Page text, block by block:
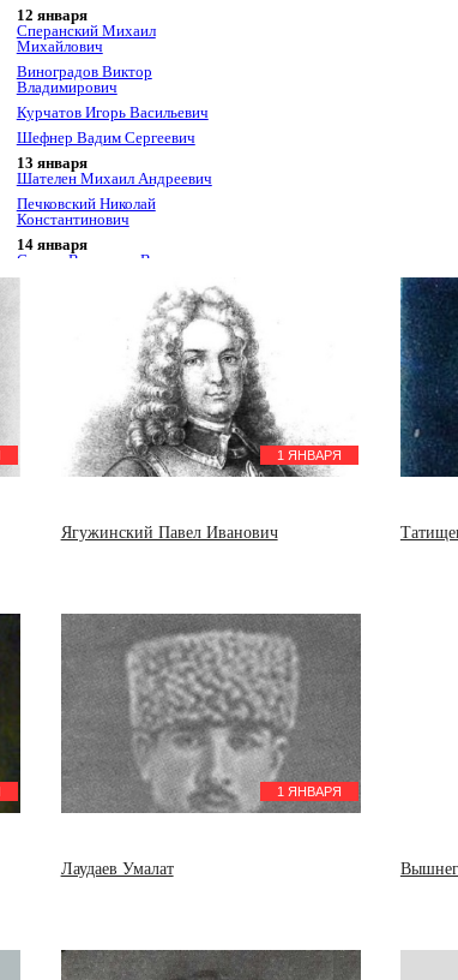
12 января
Сперанский Михаил
Михайлович
Виноградов Виктор
Владимирович
Курчатов Игорь Васильевич
Шефнер Вадим Сергеевич
13 января
Шателен Михаил Андреевич
Печковский Николай
Константинович
14 января
Стасов Владимир Васильевич
Румянцев Петр Александрович
Грибоедов Александр Сергеевич
Ковалевская Софья Васильевна
Юрьев Юрий Михайлович
Мандельштам Осип Эмильевич
Маринеско Александр Иванович
Боескоров Гавриил
Ксенофонтович
Фахретдинович
1 ЯНВАРЯ
Ягужинский Павел Иванович
1 ЯНВАРЯ
Лаудаев Умалат